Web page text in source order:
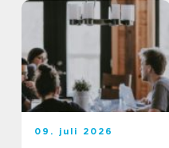
09. juli 2026